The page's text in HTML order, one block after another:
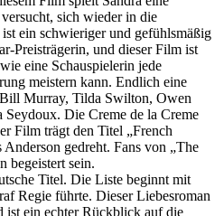
sich wieder in die
ein schwieriger und gefühlsmäßig
Preisträgerin, und dieser Film ist
eine Schauspielerin jede
meistern kann. Endlich eine
Murray, Tilda Swilton, Owen
Die Creme de la Creme
Film trägt den Titel „French
gedreht. Fans von „The
begeistert sein.
Titel. Die Liste beginnt mit
Regie führte. Dieser Liebesroman
ist ein echter Rückblick auf die